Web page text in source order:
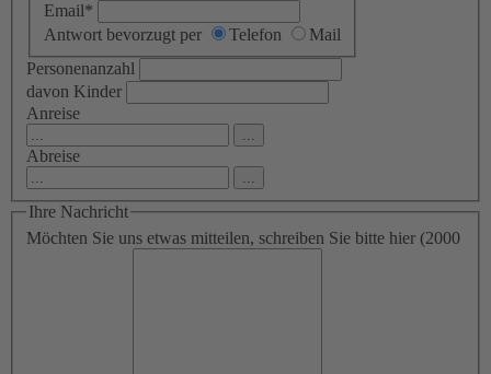
Email*
Antwort bevorzugt per
Telefon
Mail
Personenanzahl
davon Kinder
Anreise
...
Abreise
...
Ihre Nachricht
Möchten Sie uns etwas mitteilen, schreiben Sie bitte hier (2000